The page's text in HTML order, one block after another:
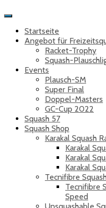
Toggle
NavigationStartseite
Angebot für
Racket-Trophy
Squash-
Events
Plausch-SM
Super Final
Doppel-Masters
GC-Cup 2022
Squash 57
Squash Shop
Karakal Squash
Karakal
Karakal
Karakal
Tecnifibre
Tecnifibre
Speed